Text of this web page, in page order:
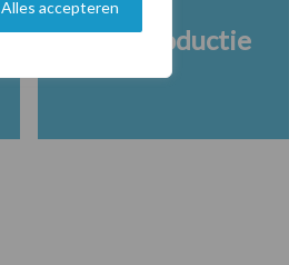
Alles accepteren
Melkproductie